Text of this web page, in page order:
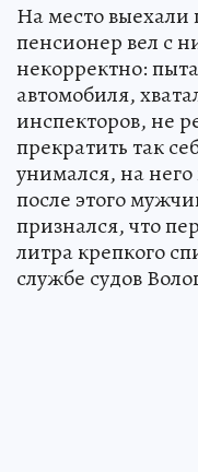
На место выехали
пенсионер вел с
некорректно:
автомобиля,
инспекторов, не
прекратить так
унимался, на
после этого
признался, что
литра крепкого
службе судов